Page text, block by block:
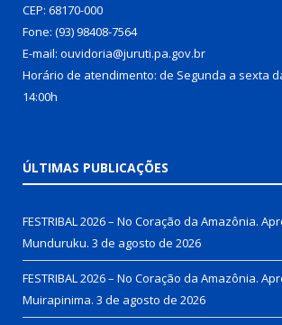
CEP: 68170-000
Fone: (93) 98408-7564
E-mail: ouvidoria@juruti.pa.gov.br
Horário de atendimento: de Segunda a sexta
14:00h
ÚLTIMAS PUBLICAÇÕES
FESTRIBAL 2026 – No Coração da Amazônia.
Munduruku. 3 de agosto de 2026
FESTRIBAL 2026 – No Coração da Amazônia.
Muirapinima. 3 de agosto de 2026